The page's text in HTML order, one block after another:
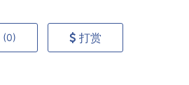
(0) 打赏